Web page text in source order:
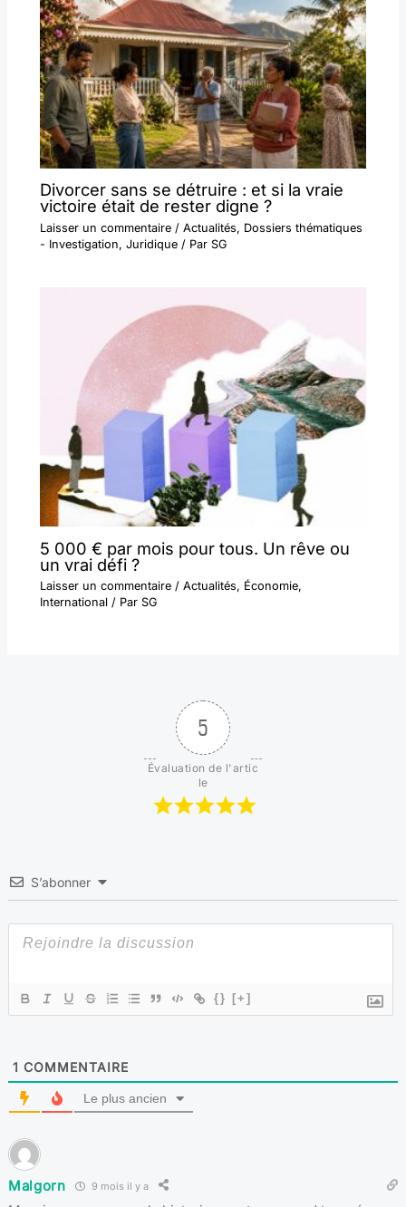
Divorcer sans se détruire : et si la vraie
victoire était de rester digne ?
Laisser un commentaire /Actualités, Dossiers thématiques
- Investigation,Juridique / Par SG
5 000 € par mois pour tous. Un rêve ou
un vrai défi ?
Laisser un commentaire /Actualités, Économie,
International / Par SG
5
Évaluation de l'artic
le
S’abonner
{} [+]
1 COMMENTAIRE
Le plus ancien
Malgorn 9 mois il y a